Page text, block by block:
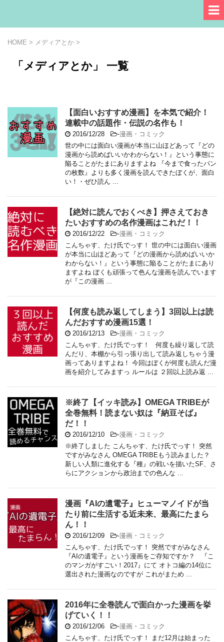
HOME > メディアとか >
「メディアとか」 一覧
【面白いおすすめ漫画】を本気で紹介！
連載中の話題作・伝説の名作も！
2016/12/28 -漫画・コミック
世の中には面白い漫画が本当に山ほどあって『どの
漫画から読めばいいかわからない！』という事態に
陥ることがたまにありますよね 『今まで食ったパン
の枚数』よりも多く漫画を読んできたぼくが、面白
い！・ぜひ読ん ...
【絶対に読んでおくべき】押さえておき
たいおすすめの名作漫画はこれだ！！
2016/12/22 -漫画・コミック
こんちゃす、たけ氏でっす！ 世の中には面白い漫画
が本当に山ほどあって『どの漫画から読めばいいか
わからない！』という事態に陥ることがたまにあり
ますよね ぼくも頑張って色んな漫画を読んでいます
が『この漫画 ...
【何度も読み返してしまう】3回以上は読
んだおすすめ漫画15選！
2016/12/13 -漫画・コミック
こんちゃす、たけ氏でっす！ 何度も繰り返して読
んだり、本棚から引っ張り出して読み返しちゃう漫
画ってありますよね！ 今回はぼくが何度も読んだ漫
画を紹介してみますっ ルールは ２回以上読み返 ...
※終了【イッキ読み】OMEGA TRIBEが
全巻無料！読まない奴は『納豆そば』
だ！！
2016/12/10 -漫画・コミック
※終了しました こんちゃす、たけ氏でっす！ 突然
ですがみなさん OMEGA TRIBEもう読みました？
新しい人類に進化する『種』の戦いを描いたSF、さ
らにアクションから政治までの色んな ...
漫画『AIの遺電子』ヒューマノイドが当
たり前に生活する近未来、最高にたまら
ん！！
2016/12/09 -漫画・コミック
こんちゃす、たけ氏でっす！ 突然ですがみなさん
『AIの遺電子』という漫画をご存知ですか？ 『こ
のマンガがすごい！2017』にて オトコ編の14位に
選出された漫画なのですが これがまため ...
2016年に全巻読んで面白かった漫画を挙
げていく！！
2016/12/06 -漫画・コミック
こんちゃす、たけ氏でっす！ まだ12月は始まった